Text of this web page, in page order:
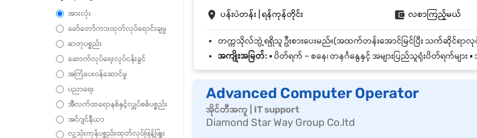
အားလုံး
မော်တော်ကားထုတ်လုပ်ရောင်းချမှု
ဓာတုပစ္စည်း
ဆောက်လုပ်ရေးလုပ်ငန်းခွင်
အကြံပေးဝန်ဆောင်မှု
ပညာရေး
အီလက်ထရောနစ်နှင့်လျှပ်စစ်ပစ္စည်း
အင်ဂျင်နီယာ
လူ့သုံးကုန်ပစ္စည်းထုတ်လုပ်ဖြန့်ဖြူး
ပန်းပဲတန်း | ရန်ကုန်တိုင်း လစာကြည့်မယ်
အကျိုးအမြတ်: ▪️ ပိတ်ရက် – စနေ၊ တနင်္ဂနွေနှင့် အများပြည်သူရုံးပိတ်ရက်များ ▪️
Advanced Computer Operator
အိုင်တီအကူ | IT support
Diamond Star Way Group Co.ltd